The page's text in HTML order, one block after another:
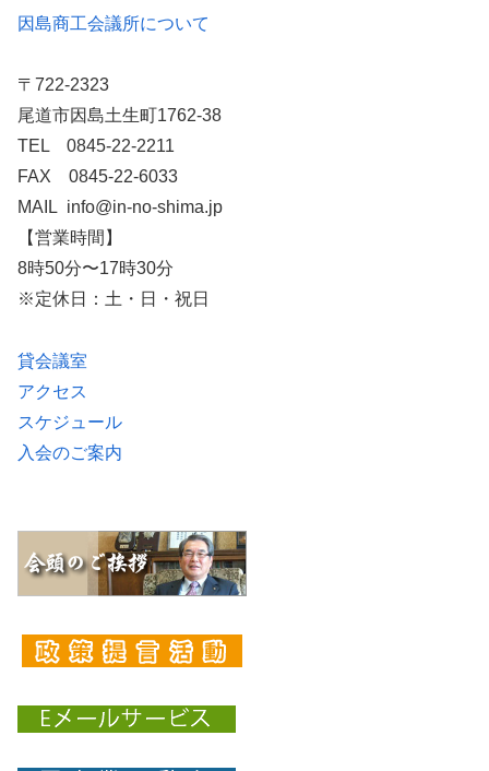
因島商工会議所について
〒722-2323
尾道市因島土生町1762-38
TEL 0845-22-2211
FAX 0845-22-6033
MAIL info@in-no-shima.jp
【営業時間】
8時50分〜17時30分
※定休日：土・日・祝日
貸会議室
アクセス
スケジュール
入会のご案内